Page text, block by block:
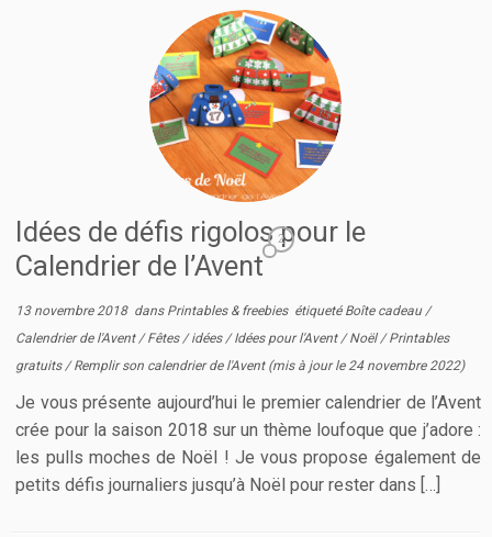
Idées de défis rigolos pour le
Calendrier de l’Avent
2
13 novembre 2018dans Printables & freebies étiqueté Boîte cadeau /
Calendrier de l'Avent /Fêtes /idées /Idées pour l'Avent /Noël /Printables
gratuits /Remplir son calendrier de l'Avent (mis à jour le 24 novembre 2022)
Je vous présente aujourd’hui le premier calendrier de l’Avent
crée pour la saison 2018 sur un thème loufoque que j’adore :
les pulls moches de Noël ! Je vous propose également de
petits défis journaliers jusqu’à Noël pour rester dans […]